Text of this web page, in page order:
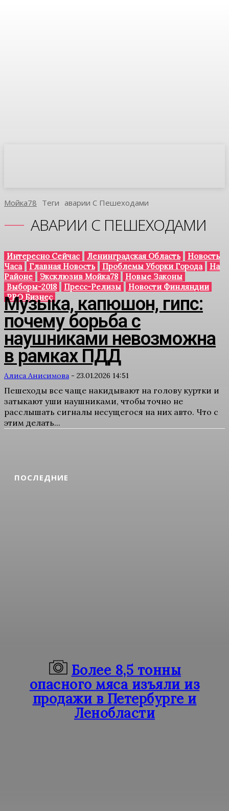
ПОСЛЕДНИЕ
Более 8,5 тонны
опасного мяса изъяли из
продажи в Петербурге и
Ленобласти
Мойка78 Теги Аварии С Пешеходами
АВАРИИ С ПЕШЕХОДАМИ
Интересно Сейчас Ленинградская Область
Новость
Часа
Главная Новость Проблемы Уборки Города
На
Районе
Эксклюзив Мойка78
Новые Законы
Выборы-2018
Пресс-Релизы
Новости Финляндии
PRO Бизнес
Музыка, капюшон, гипс:
почему борьба с
наушниками невозможна
в рамках ПДД
Алиса Анисимова - 23.01.2026 14:51
Пешеходы все чаще накидывают на голову куртки и
затыкают уши наушниками, чтобы точно не
расслышать сигналы несущегося на них авто. Что с
этим делать...